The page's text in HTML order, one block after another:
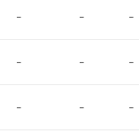
- - -
- - -
- - -